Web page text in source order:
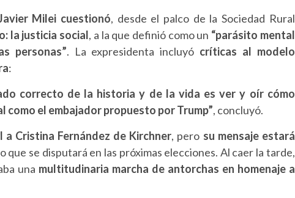
Milei cuestionó, desde el palco de la Sociedad Rural
la justicia social, a la que definió como un “parásito mental
personas”. La expresidenta incluyó críticas al modelo
:
correcto de la historia y de la vida es ver y oír cómo
el embajador propuesto por Trump”, concluyó.
Cristina Fernández de Kirchner, pero su mensaje estará
que se disputará en las próximas elecciones. Al caer la tarde,
una multitudinaria marcha de antorchas en homenaje a